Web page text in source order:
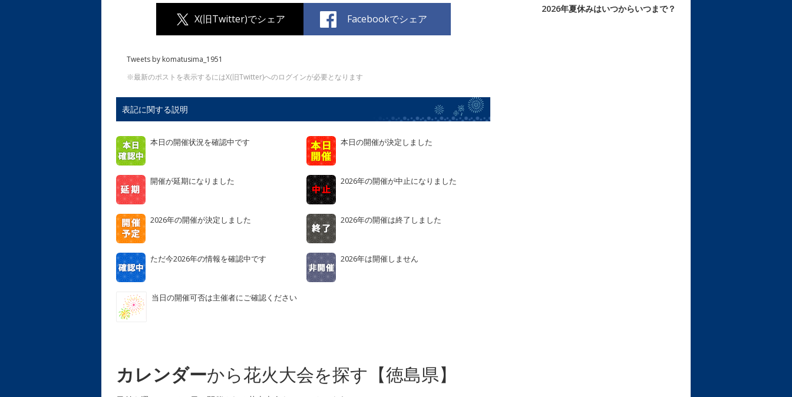
X(旧Twitter)でシェア Facebookでシェア
Tweets by komatusima_1951
※最新のポストを表示するにはX(旧Twitter)へのログインが必要となります
表記に関する説明
本日の開催状況を確認中です 本日の開催が決定しました
開催が延期になりました 2026年の開催が中止になりました
2026年の開催が決定しました 2026年の開催は終了しました
ただ今2026年の情報を確認中です 2026年は開催しません
当日の開催可否は主催者にご確認ください
カレンダーから花火大会を探す【徳島県】
2026年夏休みはいつからいつまで？